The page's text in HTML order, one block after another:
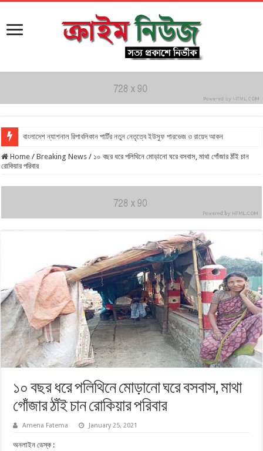
বাংলাদেশ ন্যাশনাল রিপাবলিকান পার্টির নতুন নেতৃত্বে ইউসুফ পারভেজ ও রায়েদ আকন
Home / Breaking News / ১০ বছর ধরে পলিথিনে মোড়ানো ঘরে বসবাস, মাথা গোঁজার ঠাঁই চান
রোকিয়ার পরিবার
১০ বছর ধরে পলিথিনে মোড়ানো ঘরে বসবাস, মাথা
গোঁজার ঠাঁই চান রোকিয়ার পরিবার
Amena Fatema January 25, 2021
অনলাইন ডেস্ক :